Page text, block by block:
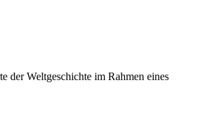
der Weltgeschichte im Rahmen eines